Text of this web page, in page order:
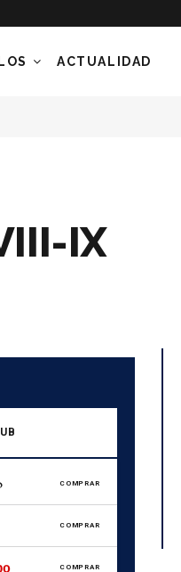
ACTUALIDAD
IX
COMPRAR
COMPRAR
COMPRAR